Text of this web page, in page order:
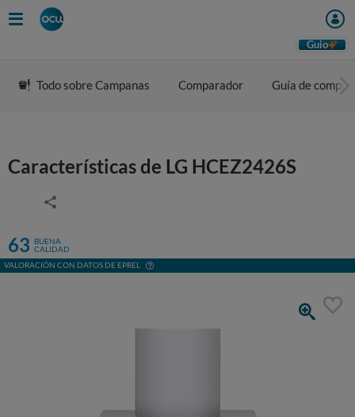
Guio
Todo sobre Campanas Comparador Guía de compra
Características de LG HCEZ2426S
63 BUENA
CALIDAD
VALORACIÓN CON DATOS DE EPREL